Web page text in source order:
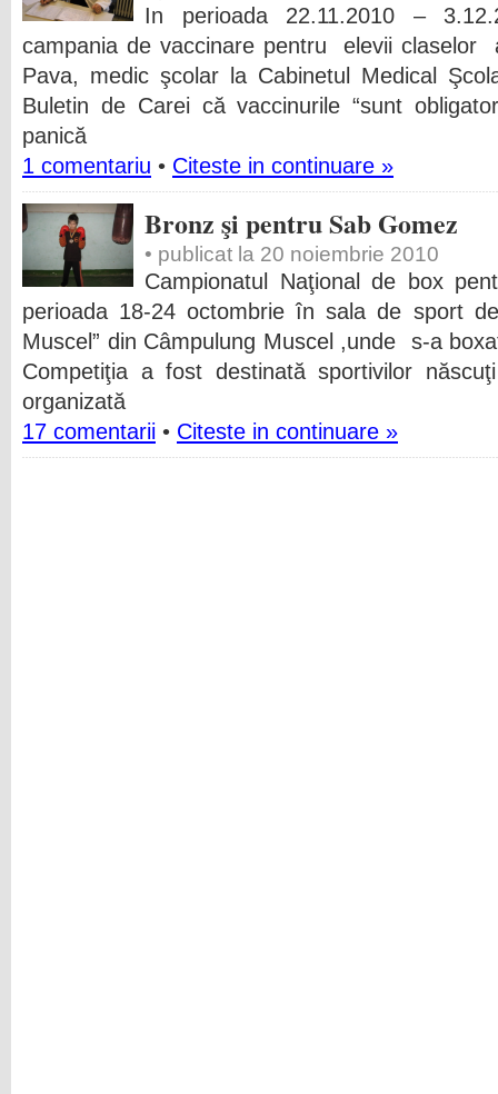
In perioada 22.11.2010 –
campania de vaccinare pentru elevii
Pava, medic şcolar la Cabinetul Medical
Buletin de Carei că vaccinurile “sunt
panică
1 comentariu • Citeste in continuare »
Bronz şi pentru Sab Gomez
• publicat la 20 noiembrie 2010
Campionatul Naţional de box
perioada 18-24 octombrie în sala de sport
Muscel” din Câmpulung Muscel ,unde s-a
Competiţia a fost destinată sportivilor
organizată
17 comentarii • Citeste in continuare »